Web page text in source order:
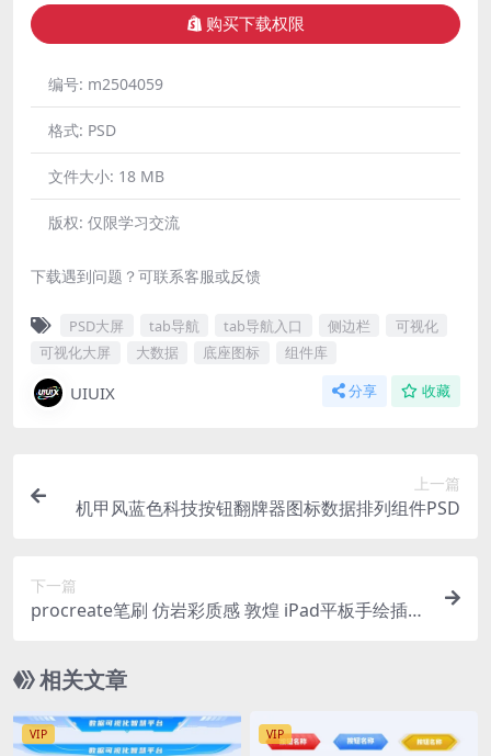
购买下载权限
编号: m2504059
格式: PSD
文件大小: 18 MB
版权: 仅限学习交流
下载遇到问题？可联系客服或反馈
PSD大屏 tab导航 tab导航入口 侧边栏
可视化
可视化大屏
大数据 底座图标 组件库
UIUIX 分享 收藏
上一篇
机甲风蓝色科技按钮翻牌器图标数据排列组件PSD
下一篇
procreate笔刷 仿岩彩质感 敦煌 iPad平板手绘插画
相关文章
VIP VIP